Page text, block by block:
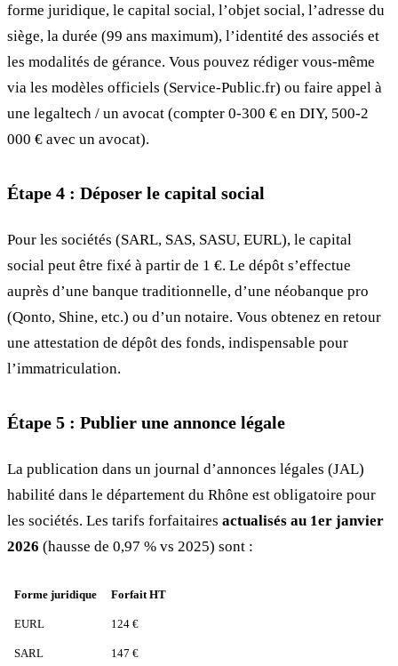
forme juridique, le capital social, l’objet social, l’adresse du
siège, la durée (99 ans maximum), l’identité des associés et
les modalités de gérance. Vous pouvez rédiger vous-même
via les modèles officiels (Service-Public.fr) ou faire appel à
une legaltech / un avocat (compter 0-300 € en DIY, 500-2
000 € avec un avocat).
Étape 4 : Déposer le capital social
Pour les sociétés (SARL, SAS, SASU, EURL), le capital
social peut être fixé à partir de 1 €. Le dépôt s’effectue
auprès d’une banque traditionnelle, d’une néobanque pro
(Qonto, Shine, etc.) ou d’un notaire. Vous obtenez en retour
une attestation de dépôt des fonds, indispensable pour
l’immatriculation.
Étape 5 : Publier une annonce légale
La publication dans un journal d’annonces légales (JAL)
habilité dans le département du Rhône est obligatoire pour
les sociétés. Les tarifs forfaitaires actualisés au 1er janvier
2026 (hausse de 0,97 % vs 2025) sont :
Forme juridique Forfait HT
EURL 124 €
SARL 147 €